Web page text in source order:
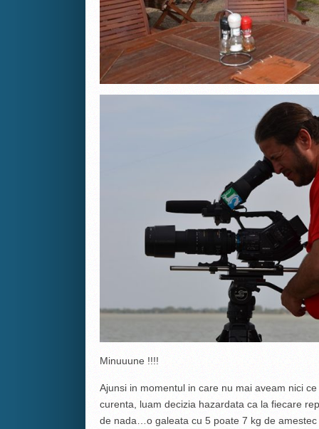
Minuuune !!!!
Ajunsi in momentul in care nu mai aveam nici
curenta, luam decizia hazardata ca la fiecare
de nada…o galeata cu 5 poate 7 kg de